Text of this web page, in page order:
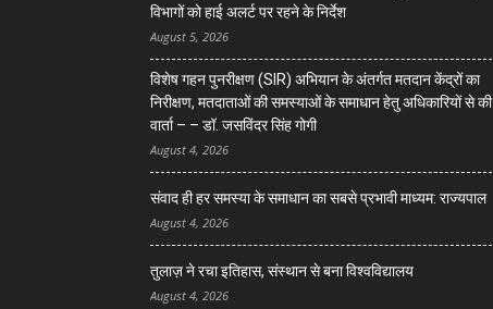
विभागों को हाई अलर्ट पर रहने के निर्देश
August 5, 2026
विशेष गहन पुनरीक्षण (SIR) अभियान के अंतर्गत मतदान केंद्रों का
निरीक्षण, मतदाताओं की समस्याओं के समाधान हेतु अधिकारियों से की
वार्ता – – डॉ. जसविंदर सिंह गोगी
August 4, 2026
संवाद ही हर समस्या के समाधान का सबसे प्रभावी माध्यम: राज्यपाल
August 4, 2026
तुलाज़ ने रचा इतिहास, संस्थान से बना विश्वविद्यालय
August 4, 2026